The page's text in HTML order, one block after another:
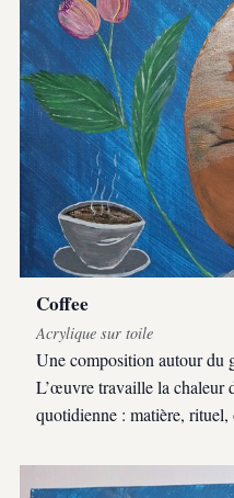
Coffee
Acrylique sur toile
Une composition autour du
L’œuvre travaille la chaleur
quotidienne : matière, rituel,